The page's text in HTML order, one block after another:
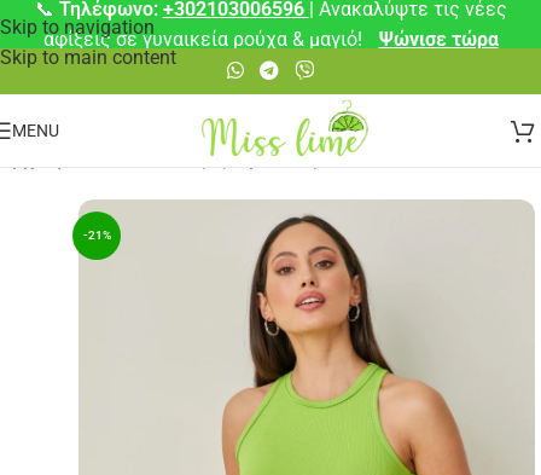
Skip to navigation
Skip to main content
📞 Τηλέφωνο: +302103006596 | Ανακαλύψτε τις νέες
αφίξεις σε γυναικεία ρούχα & μαγιό!
Ψώνισε τώρα
MENU
Μπλούζες /Αμάνικες
-21%